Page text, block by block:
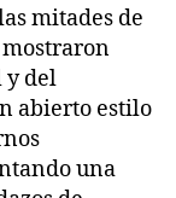
mitades de
mostraron
y del
abierto estilo
una